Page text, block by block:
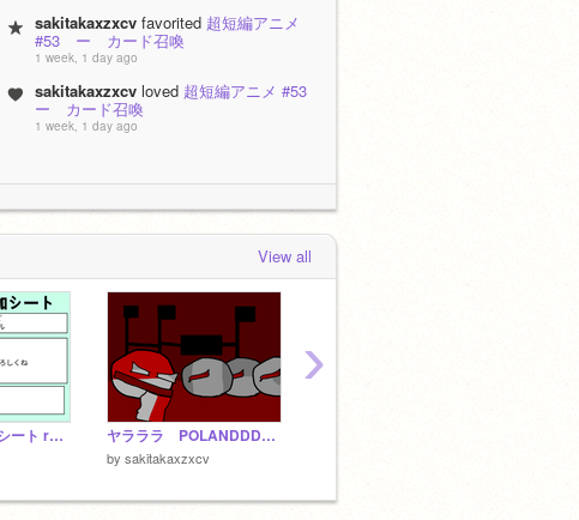
sakitakaxzxcv favorited 超短編アニメ
#53 ー カード召喚
1 week, 1 day ago
sakitakaxzxcv loved 超短編アニメ #53
ー カード召喚
1 week, 1 day ago
View all
猫耳雑談所参加シート remix ヤラララ POLANDDDDDDDDD
by sakitakaxzxcv
›